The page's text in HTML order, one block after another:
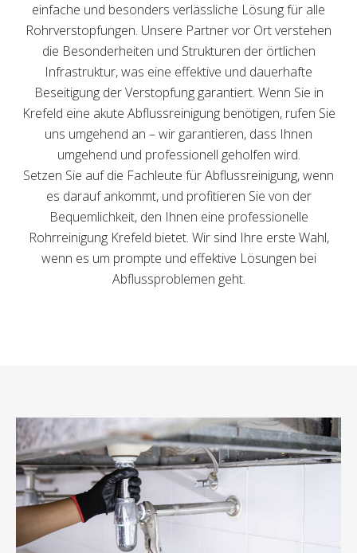
einfache und besonders verlässliche Lösung für alle
Rohrverstopfungen. Unsere Partner vor Ort verstehen
die Besonderheiten und Strukturen der örtlichen
Infrastruktur, was eine effektive und dauerhafte
Beseitigung der Verstopfung garantiert. Wenn Sie in
Krefeld eine akute Abflussreinigung benötigen, rufen Sie
uns umgehend an – wir garantieren, dass Ihnen
umgehend und professionell geholfen wird.
Setzen Sie auf die Fachleute für Abflussreinigung, wenn
es darauf ankommt, und profitieren Sie von der
Bequemlichkeit, den Ihnen eine professionelle
Rohrreinigung Krefeld bietet. Wir sind Ihre erste Wahl,
wenn es um prompte und effektive Lösungen bei
Abflussproblemen geht.